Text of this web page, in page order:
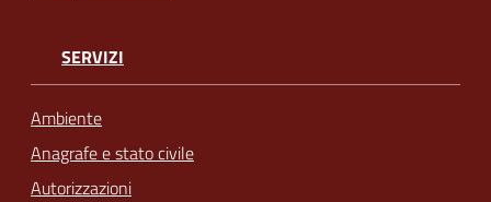
SERVIZI
Ambiente
Anagrafe e stato civile
Autorizzazioni